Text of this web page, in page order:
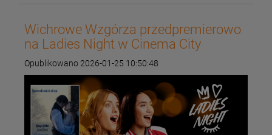
Wichrowe Wzgórza przedpremierowo
na Ladies Night w Cinema City
Opublikowano 2026-01-25 10:50:48